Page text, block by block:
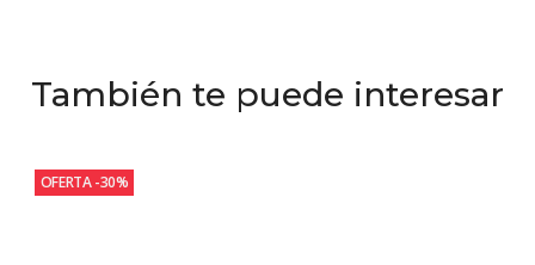
También te puede interesar
OFERTA -30%